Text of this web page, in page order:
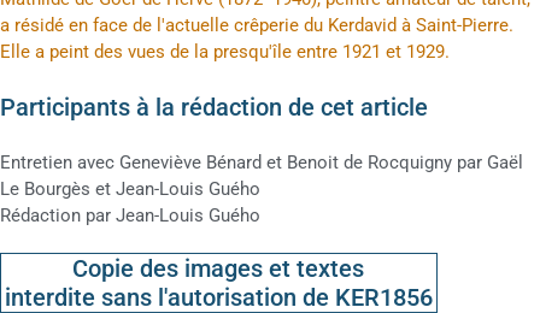
a résidé en face de l'actuelle crêperie du Kerdavid à Saint-Pierre.
Elle a peint des vues de la presqu'île entre 1921 et 1929.
Participants à la rédaction de cet article
Entretien avec Geneviève Bénard et Benoit de Rocquigny par Gaël
Le Bourgès et Jean-Louis Guého
Rédaction par Jean-Louis Guého
Copie des images et textes
interdite sans l'autorisation de KER1856